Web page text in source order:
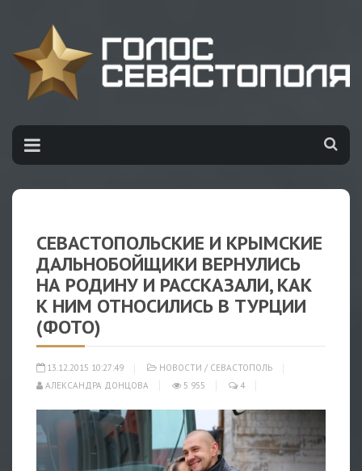
СЕВАСТОПОЛЬСКИЕ И КРЫМСКИЕ
ДАЛЬНОБОЙЩИКИ ВЕРНУЛИСЬ
НА РОДИНУ И РАССКАЗАЛИ, КАК
К НИМ ОТНОСИЛИСЬ В ТУРЦИИ
(ФОТО)
13.12.2015 10:27:49 НОВОСТИ / СЕВАСТОПОЛЬ
АЛЕКСАНДРА ДОНЦОВА
5 955 4